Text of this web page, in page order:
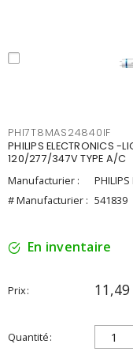
PHI7T8MAS24840IF
PHILIPS ELECTRONICS -
120/277/347V TYPE A/C
Manufacturier :
PHILIPS
# Manufacturier : 541839
En inventaire
Prix 11,49
Quantité